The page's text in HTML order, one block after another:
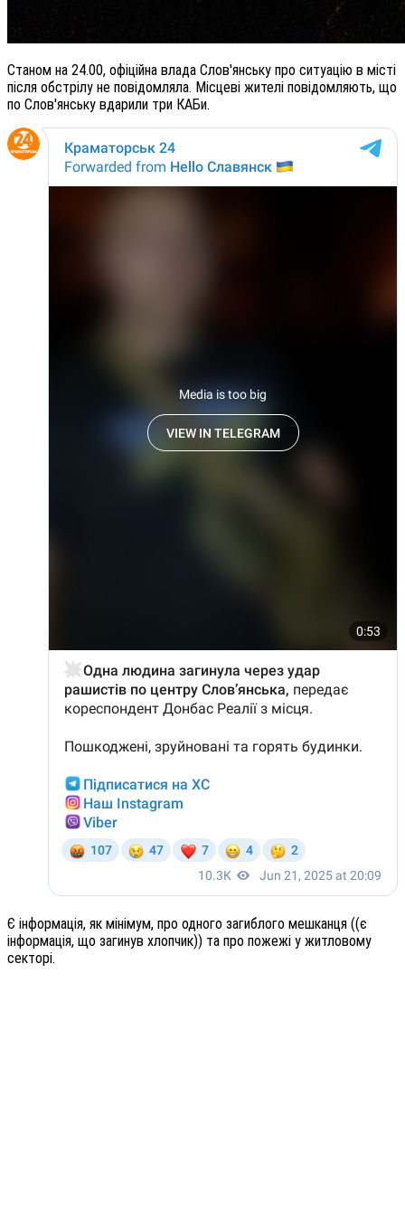
Станом на 24.00, офіційна влада Слов'янську про ситуацію в місті
після обстрілу не повідомляла. Місцеві жителі повідомляють, що
по Слов'янську вдарили три КАБи.
Є інформація, як мінімум, про одного загиблого мешканця ((є
інформація, що загинув хлопчик)) та про пожежі у житловому
секторі.